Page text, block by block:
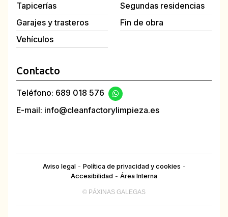
Tapicerías
Segundas residencias
Garajes y trasteros
Fin de obra
Vehículos
Contacto
Teléfono: 689 018 576
E-mail: info@cleanfactorylimpieza.es
Aviso legal- Política de privacidad y cookies -
Accesibilidad - Área Interna
© PÁXINAS GALEGAS